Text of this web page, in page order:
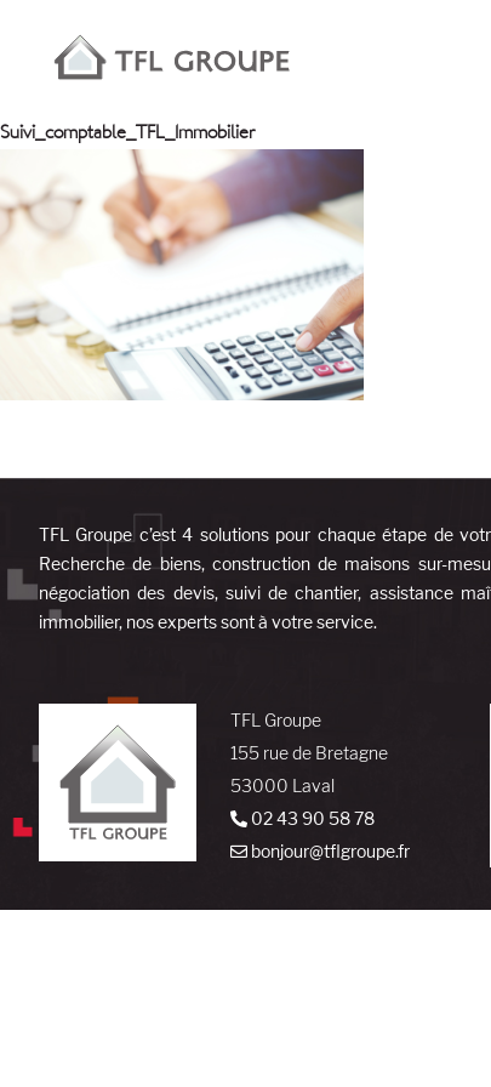
Suivi_comptable_TFL_Immobilier
TFL Groupe c’est 4 solutions pour chaque étape de
Recherche de biens, construction de maisons sur-
négociation des devis, suivi de chantier, assistance
immobilier, nos experts sont à votre service.
TFL Groupe
155 rue de Bretagne
53000 Laval
02 43 90 58 78
bonjour@tflgroupe.fr